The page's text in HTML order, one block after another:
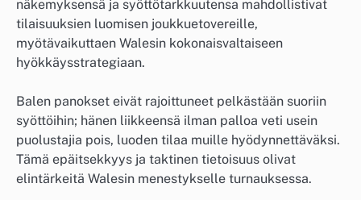
näkemyksensä ja syöttötarkkuutensa mahdollistivat
tilaisuuksien luomisen joukkuetovereille,
myötävaikuttaen Walesin kokonaisvaltaiseen
hyökkäysstrategiaan.
Balen panokset eivät rajoittuneet pelkästään suoriin
syöttöihin; hänen liikkeensä ilman palloa veti usein
puolustajia pois, luoden tilaa muille hyödynnettäväksi.
Tämä epäitsekkyys ja taktinen tietoisuus olivat
elintärkeitä Walesin menestykselle turnauksessa.